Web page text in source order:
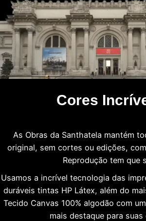
Cores
As Obras da Santhatela mantém
original, sem cortes ou edições,
Reprodução tem que
Usamos a incrível tecnologia das
duráveis tintas HP Látex, além do
Tecido Canvas 100% algodão com
mais destaque para suas